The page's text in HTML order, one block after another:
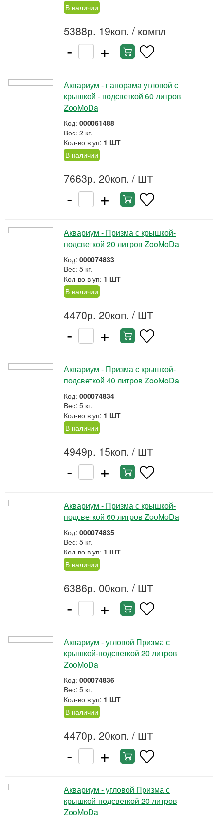
В наличии
5388р. 19коп. / компл
- +
Аквариум - панорама угловой с
крышкой - подсветкой 60 литров
ZooMoDa
Код: 000061488
Вес: 2 кг.
Кол-во в уп: 1 ШТ
В наличии
7663р. 20коп. / ШТ
- +
Аквариум - Призма с крышкой-
подсветкой 20 литров ZooMoDa
Код: 000074833
Вес: 5 кг.
Кол-во в уп: 1 ШТ
В наличии
4470р. 20коп. / ШТ
- +
Аквариум - Призма с крышкой-
подсветкой 40 литров ZooMoDa
Код: 000074834
Вес: 5 кг.
Кол-во в уп: 1 ШТ
В наличии
4949р. 15коп. / ШТ
- +
Аквариум - Призма с крышкой-
подсветкой 60 литров ZooMoDa
Код: 000074835
Вес: 5 кг.
Кол-во в уп: 1 ШТ
В наличии
6386р. 00коп. / ШТ
- +
Аквариум - угловой Призма с
крышкой-подсветкой 20 литров
ZooMoDa
Код: 000074836
Вес: 5 кг.
Кол-во в уп: 1 ШТ
В наличии
4470р. 20коп. / ШТ
- +
Аквариум - угловой Призма с
крышкой-подсветкой 20 литров
ZooMoDa